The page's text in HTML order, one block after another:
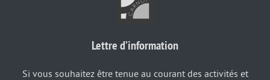
Lettre d’information
Si vous souhaitez être tenue au courant des activités et